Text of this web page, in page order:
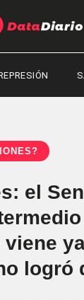
el
logró